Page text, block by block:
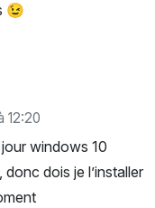
😉
12:20
windows 10
dois je l’installer